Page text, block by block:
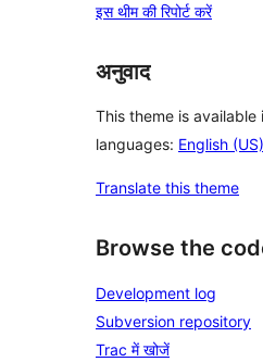
इस थीम की रिपोर्ट करें
अनुवाद
This theme is available
languages: English (US)
Translate this theme
Browse the
Development log
Subversion repository
Trac में खोजें